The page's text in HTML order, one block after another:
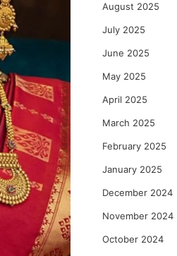
August 2025
July 2025
June 2025
May 2025
April 2025
March 2025
February 2025
January 2025
December 2024
November 2024
October 2024